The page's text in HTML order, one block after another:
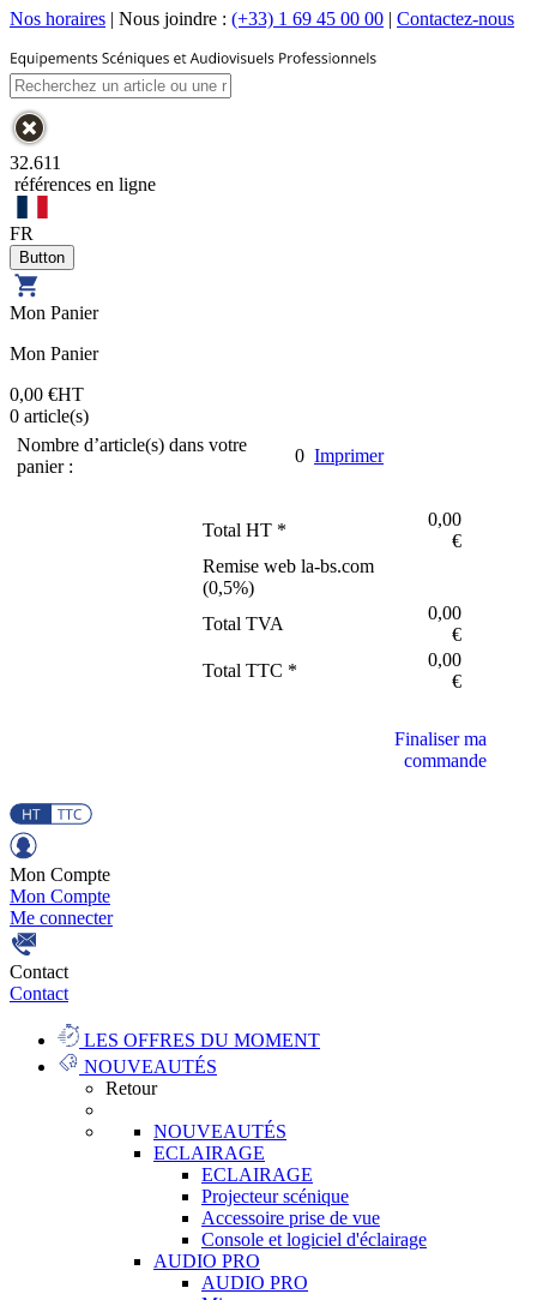
Nos horaires | Nous joindre : (+33) 1 69 45 00 00 | Contactez-nous
32.611
références en ligne
FR
Mon Panier
Mon Panier
0,00 €HT
0 article(s)
Nombre d’article(s) dans votre
panier :
0 Imprimer
Total HT *
0,00
€
Remise web la-bs.com
(0,5%)
Total TVA
0,00
€
Total TTC *
0,00
€
Finaliser ma
commande
Mon Compte
Mon Compte
Me connecter
Contact
Contact
LES OFFRES DU MOMENT
NOUVEAUTÉS
Retour
NOUVEAUTÉS
ECLAIRAGE
ECLAIRAGE
Projecteur scénique
Accessoire prise de vue
Console et logiciel d'éclairage
AUDIO PRO
AUDIO PRO